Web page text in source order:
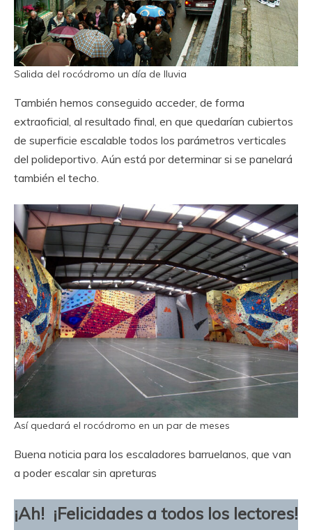
Salida del rocódromo un día de lluvia
También hemos conseguido acceder, de forma
extraoficial, al resultado final, en que quedarían cubiertos
de superficie escalable todos los parámetros verticales
del polideportivo. Aún está por determinar si se panelará
también el techo.
Así quedará el rocódromo en un par de meses
Buena noticia para los escaladores barruelanos, que van
a poder escalar sin apreturas
¡Ah! ¡Felicidades a todos los lectores!